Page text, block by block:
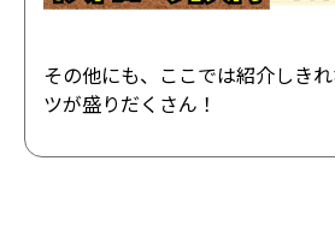
その他にも、ここでは紹介しき
ツが盛りだくさん！